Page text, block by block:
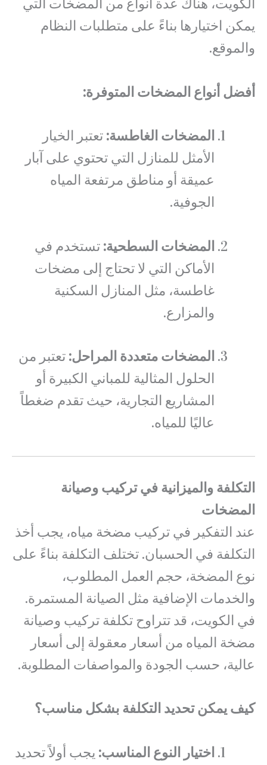
الكويت، هناك عدة أنواع من المضخات التي
يمكن اختيارها بناءً على متطلبات النظام
والموقع.
أفضل أنواع المضخات المتوفرة:
المضخات الغاطسة: تعتبر الخيار
الأمثل للمنازل التي تحتوي على آبار
عميقة أو مناطق مرتفعة المياه
الجوفية.
المضخات السطحية: تستخدم في
الأماكن التي لا تحتاج إلى مضخات
غاطسة، مثل المنازل السكنية
والمزارع.
المضخات متعددة المراحل: تعتبر من
الحلول المثالية للمباني الكبيرة أو
المشاريع التجارية، حيث تقدم ضغطاً
عاليًا للمياه.
التكلفة والميزانية في تركيب وصيانة
المضخات
عند التفكير في تركيب مضخة مياه، يجب أخذ
التكلفة في الحسبان. تختلف التكلفة بناءً على
نوع المضخة، حجم العمل المطلوب،
والخدمات الإضافية مثل الصيانة المستمرة.
في الكويت، قد تتراوح تكلفة تركيب وصيانة
مضخة المياه من أسعار معقولة إلى أسعار
عالية، حسب الجودة والمواصفات المطلوبة.
كيف يمكن تحديد التكلفة بشكل مناسب؟
اختيار النوع المناسب: يجب أولاً تحديد